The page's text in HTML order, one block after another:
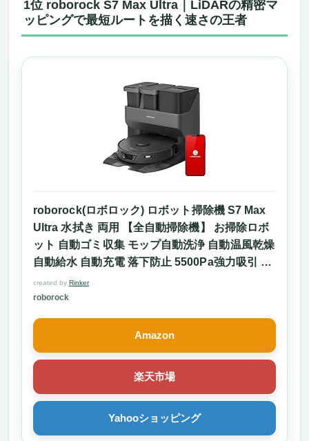
1位 roborock S7 Max Ultra｜LiDARの精密マ
ッピングで最短ルートを描く速さの王者
roborock(ロボロック) ロボット掃除機 S7 Max
Ultra 水拭き 両用 【全自動掃除機】 お掃除ロボ
ット 自動ゴミ収集 モップ自動洗浄 自動温風乾燥
自動給水 自動充電 落下防止 5500Pa強力吸引 ロ
ボットクリーナー 高速振動加圧式モップ 自動モ
ップリフト 静音 180分連続稼働 高精度マッピン
created by Rinker
roborock
Amazon
楽天市場
Yahooショッピング